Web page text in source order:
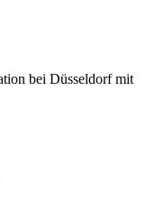
bei Düsseldorf mit